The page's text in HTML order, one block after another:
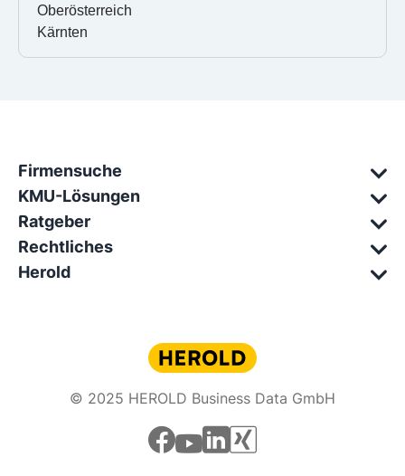
Oberösterreich
Kärnten
Firmensuche
KMU-Lösungen
Ratgeber
Rechtliches
Herold
© 2025 HEROLD Business Data GmbH